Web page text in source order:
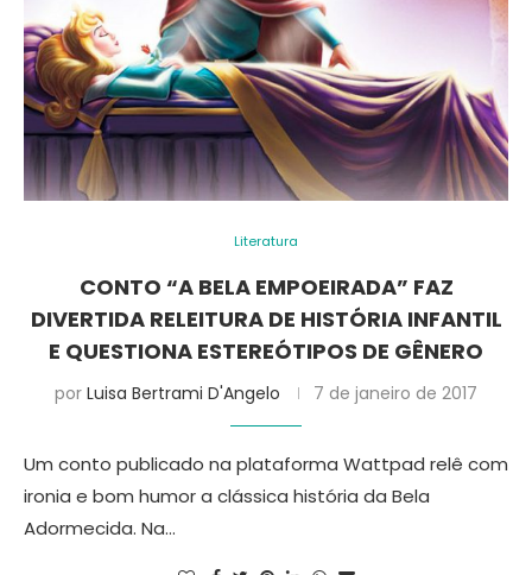
Literatura
CONTO “A BELA EMPOEIRADA” FAZ
DIVERTIDA RELEITURA DE HISTÓRIA INFANTIL
E QUESTIONA ESTEREÓTIPOS DE GÊNERO
por Luisa Bertrami D'Angelo 7 de janeiro de 2017
Um conto publicado na plataforma Wattpad relê com
ironia e bom humor a clássica história da Bela
Adormecida. Na…